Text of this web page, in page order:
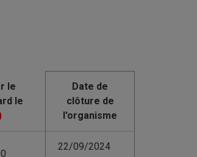
Date de
clôture de
l'organisme
22/09/2024